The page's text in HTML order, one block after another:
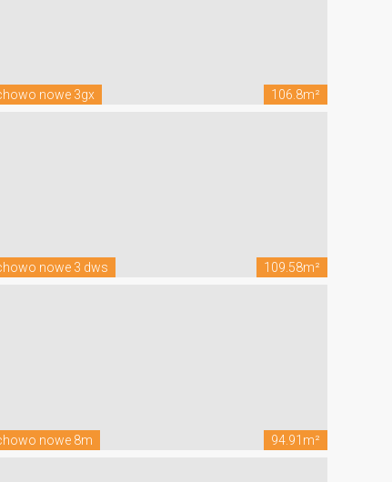
nowe 3gx 106.8m²
nowe 3 dws 109.58m²
nowe 8m 94.91m²